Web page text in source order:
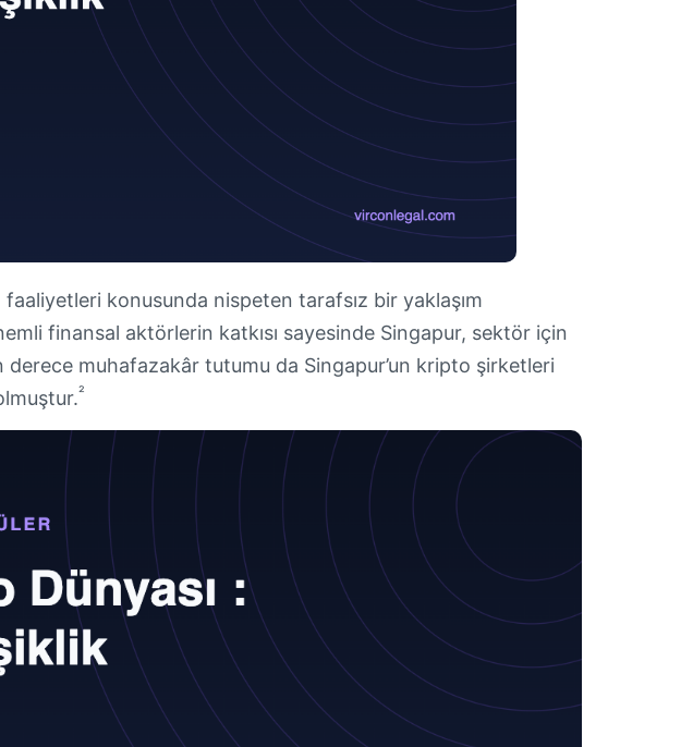
konusunda nispeten tarafsız bir yaklaşım
finansal aktörlerin katkısı sayesinde Singapur, sektör için
derece muhafazakâr tutumu da Singapur’un kripto şirketleri
²